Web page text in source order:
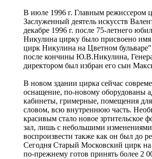
В июле 1996 г. Главным режиссером
Заслуженный деятель искусств
декабре 1996 г. после 75-летнего
Никулина цирку было присвоено
цирк Никулина на Цветном
после кончины Ю.В.Никулина,
директором был избран его сын
В новом здании цирка сейчас
оснащение, по-новому оборудованы
кабинеты, гримерные, помещения
словом, всю внутреннюю часть.
красивым стало новое зртительское
зал, лишь с небольшими
воспроизвести также как он был до
Сегодня Старый Московский цирк на
по-прежнему готов принять более 2